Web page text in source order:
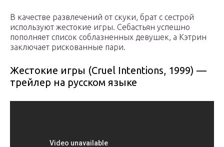
В качестве развлечений от скуки, брат с сестрой
используют жестокие игры. Себастьян успешно
пополняет список соблазненных девушек, а Кэтрин
заключает рискованные пари.
Жестокие игры (Cruel Intentions, 1999) —
трейлер на русском языке